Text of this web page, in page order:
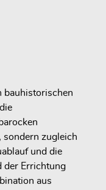
bauhistorischen
sondern zugleich
und die
der Errichtung
aus